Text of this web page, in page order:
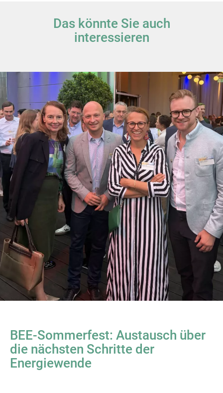
Das könnte Sie auch
interessieren
BEE-Sommerfest: Austausch über
die nächsten Schritte der
Energiewende